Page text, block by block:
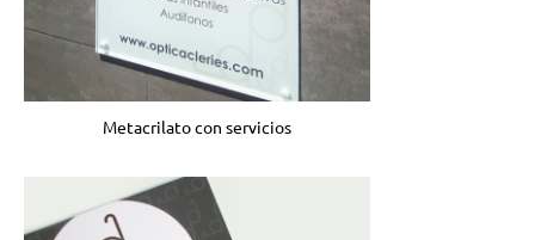
Metacrilato con servicios